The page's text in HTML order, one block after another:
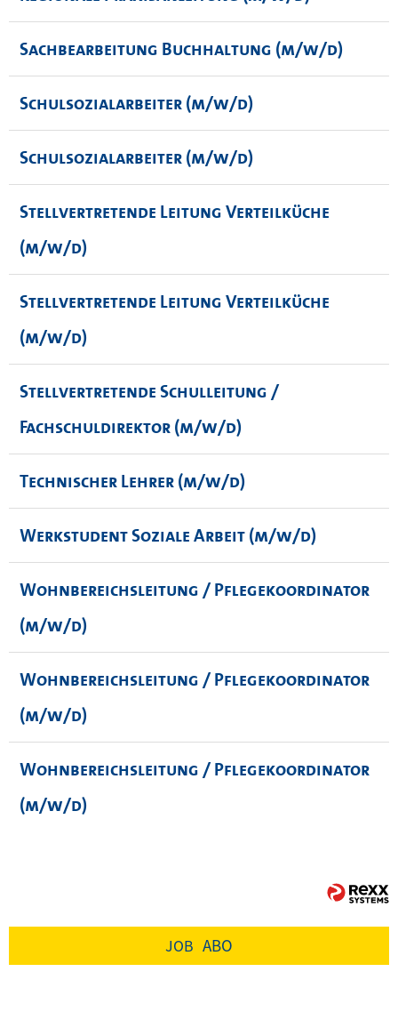
Sachbearbeitung Buchhaltung (m/w/d)
Schulsozialarbeiter (m/w/d)
Schulsozialarbeiter (m/w/d)
Stellvertretende Leitung Verteilküche
(m/w/d)
Stellvertretende Leitung Verteilküche
(m/w/d)
Stellvertretende Schulleitung /
Fachschuldirektor (m/w/d)
Technischer Lehrer (m/w/d)
Werkstudent Soziale Arbeit (m/w/d)
Wohnbereichsleitung / Pflegekoordinator
(m/w/d)
Wohnbereichsleitung / Pflegekoordinator
(m/w/d)
Wohnbereichsleitung / Pflegekoordinator
(m/w/d)
JOB ABO